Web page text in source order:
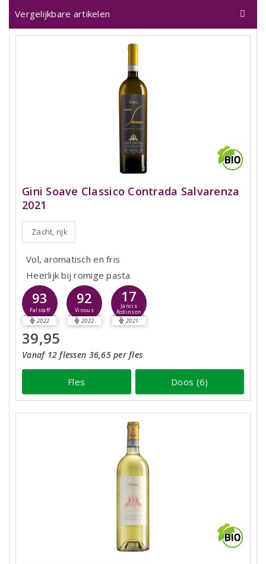
Vergelijkbare artikelen
Gini Soave Classico Contrada Salvarenza
2021
Zacht, rijk
Vol, aromatisch en fris
Heerlijk bij romige pasta
93
Falstaff
2022
92
Vinous
2022
17
Jancis
Robinson
2021
39,95
Vanaf 12 flessen 36,65 per fles
Fles Doos (6)